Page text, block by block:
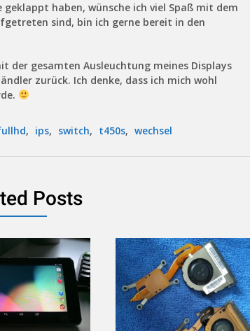
haben, wünsche ich viel Spaß mit dem
sind, bin ich gerne bereit in den
der gesamten Ausleuchtung meines Displays
zurück. Ich denke, dass ich mich wohl
, ips, switch, t450s, wechsel
Posts